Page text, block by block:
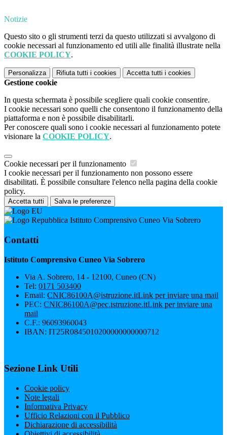
Notizie
Questo sito o gli strumenti terzi da questo utilizzati si avvalgono di
cookie necessari al funzionamento ed utili alle finalità illustrate nella
COOKIE POLICY.
Personalizza Rifiuta tutti i cookies Accetta tutti i cookies
Gestione cookie
In questa schermata è possibile scegliere quali cookie consentire.
I cookie necessari sono quelli che consentono il funzionamento della
piattaforma e non è possibile disabilitarli.
Per conoscere quali sono i cookie necessari al funzionamento potete
visionare la COOKIE POLICY.
Cookie necessari per il funzionamento
I cookie necessari per il funzionamento non possono essere
disabilitati. È possibile consultare l'elenco nella pagina della cookie
policy.
Accetta tutti Salva le preferenze
Istituto Comprensivo Cuneo Via Sobrero
Contatti
Istituto Comprensivo Cuneo Via Sobrero
Via A. Sobrero, 14 - 12100, Cuneo (CN)
Tel: 0171 503400
Email: CNIC86100A@istruzione.itLink per inviare una mail
PEC: CNIC86100A@pec.istruzione.itLink per inviare una
mail
C.F.: 96093960043
IBAN: IT25R0845010200000000000712
Sezione Link Utili
Cookie policy
Note legali
Informativa Privacy
Ufficio Relazioni con il Pubblico
Dichiarazione di accessibilità